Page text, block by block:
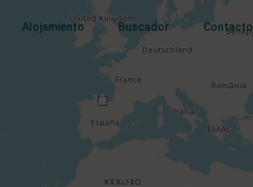
Alojamiento Buscador Contacto
14
Loading Maps